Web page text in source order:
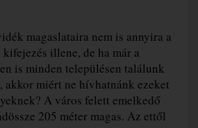
magaslataira nem is annyira a
illene, de ha már a
is minden településen találunk
akkor miért ne hívhatnánk ezeket
A város felett emelkedő
205 méter magas. Az ettől